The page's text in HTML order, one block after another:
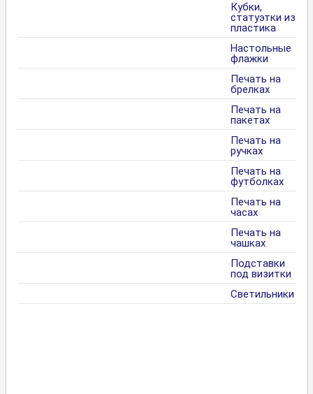
Кубки,
статуэтки из
пластика
Настольные
флажки
Печать на
брелках
Печать на
пакетах
Печать на
ручках
Печать на
футболках
Печать на
часах
Печать на
чашках
Подставки
под визитки
Светильники